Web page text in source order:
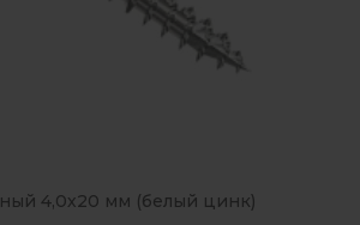
4,0х20 мм (белый цинк)